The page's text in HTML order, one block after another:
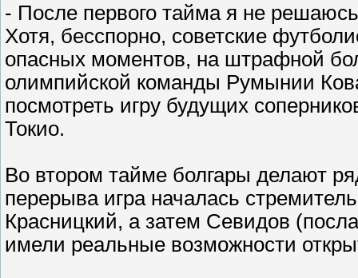
- После первого тайма я не
Хотя, бесспорно, советские
опасных моментов, на штрафной
олимпийской команды Румынии
посмотреть игру будущих
Токио.
Во втором тайме болгары делают
перерыва игра началась
Красницкий, а затем Севидов
имели реальные возможности